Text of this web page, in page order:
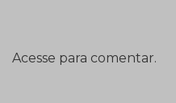
Acesse para comentar.